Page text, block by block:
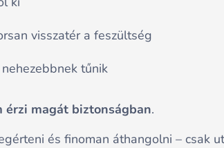
visszatér a feszültség
tűnik
érzi magát biztonságban.
és finoman áthangolni – csak